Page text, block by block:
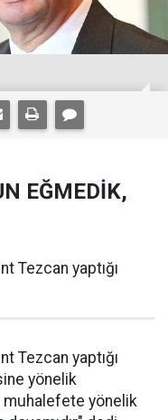
EĞMEDİK,
Tezcan yaptığı
Tezcan yaptığı
yönelik
muhalefete yönelik